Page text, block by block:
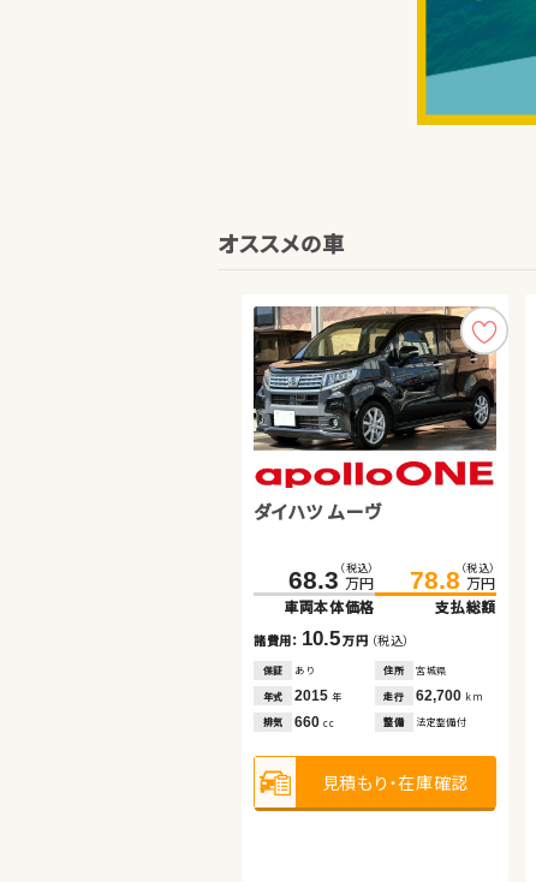
オススメの車
ダイハツ ムーヴ
68.3 （税込）
万円
車両本体価格
78.8 （税込）
万円
支払総額
諸費用： 10.5万円 （税込）
保証 あり 住所
宮城県
年式
2015年 走行 62,700 km
排気
660cc 整備 法定整備付
見積もり・在庫確認
トヨタ ルーミー
189.0（税込）
万円
車両本体価格
199.2
支払総額
諸費用：10.2 （税込）
保証 あり 住所
京都府
年式
2024年 走行 11,400km
排気
1,000cc 整備 法定整備付
ホンダ フィット ハイブリッド
93.8 （税込）
万円
車両本体価格
106.1 （税込）
万円
支払総額
諸費用： 12.3万円 （税込）
保証 あり 住所
茨城県
年式
2014年 走行 44,400 km
排気
1,500 整備 なし
見積もり・在庫確認